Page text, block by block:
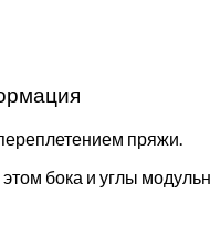
пряжи.
бока и углы